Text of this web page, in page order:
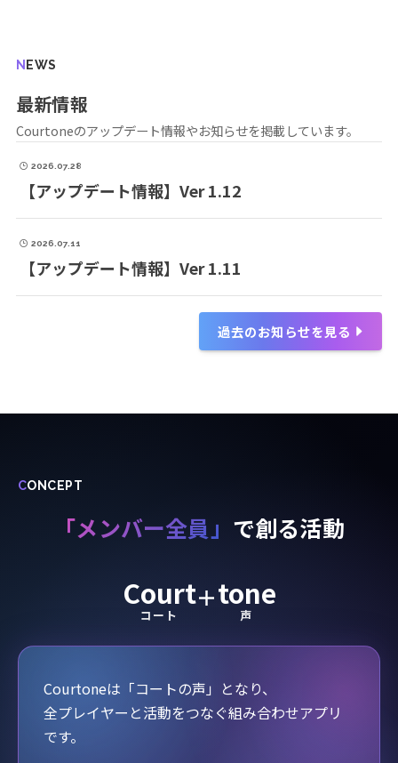
NEWS
最新情報
Courtoneのアップデート情報やお知らせを掲載しています。
2026.07.28
【アップデート情報】Ver 1.12
2026.07.11
【アップデート情報】Ver 1.11
過去のお知らせを見る
CONCEPT
「メンバー全員」 で創る活動
Court
コート
＋tone
声
Courtoneは「コートの声」となり、
全プレイヤーと活動をつなぐ組み合わせアプリ
です。